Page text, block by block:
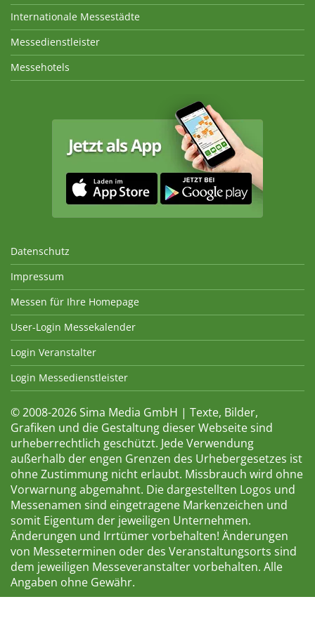
Internationale Messestädte
Messedienstleister
Messehotels
Datenschutz
Impressum
Messen für Ihre Homepage
User-Login Messekalender
Login Veranstalter
Login Messedienstleister
© 2008-2026 Sima Media GmbH | Texte, Bilder,
Grafiken und die Gestaltung dieser Webseite sind
urheberrechtlich geschützt. Jede Verwendung
außerhalb der engen Grenzen des Urhebergesetzes ist
ohne Zustimmung nicht erlaubt. Missbrauch wird ohne
Vorwarnung abgemahnt. Die dargestellten Logos und
Messenamen sind eingetragene Markenzeichen und
somit Eigentum der jeweiligen Unternehmen.
Änderungen und Irrtümer vorbehalten! Änderungen
von Messeterminen oder des Veranstaltungsorts sind
dem jeweiligen Messeveranstalter vorbehalten. Alle
Angaben ohne Gewähr.